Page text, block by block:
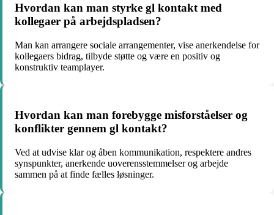
Hvordan kan man styrke gl kontakt med
kollegaer på arbejdspladsen?
Man kan arrangere sociale arrangementer, vise anerkendelse for
kollegaers bidrag, tilbyde støtte og være en positiv og
konstruktiv teamplayer.
Hvordan kan man forebygge misforståelser og
konflikter gennem gl kontakt?
Ved at udvise klar og åben kommunikation, respektere andres
synspunkter, anerkende uoverensstemmelser og arbejde
sammen på at finde fælles løsninger.